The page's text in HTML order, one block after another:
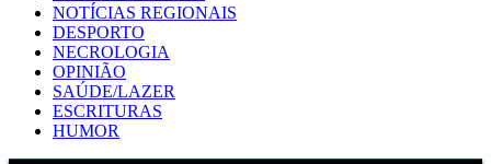
NOTÍCIAS REGIONAIS
DESPORTO
NECROLOGIA
OPINIÃO
SAÚDE/LAZER
ESCRITURAS
HUMOR